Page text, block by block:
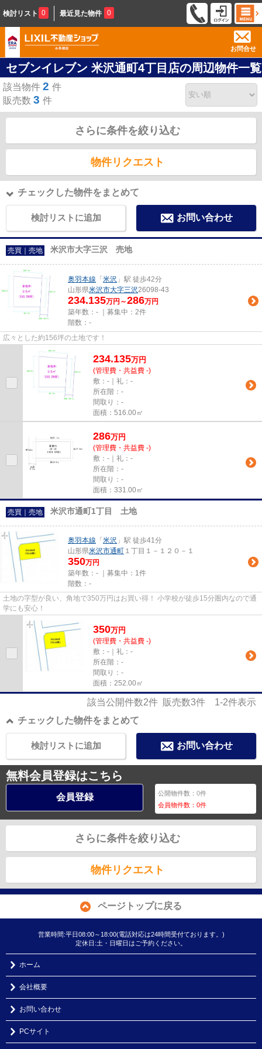
検討リスト 0 最近見た物件 0
お問合せ
セブンイレブン 米沢通町4丁目店の周辺物件一覧
該当物件 2 件
販売数 3 件
さらに条件を絞り込む
物件リクエスト
チェックした物件をまとめて
検討リストに追加 お問い合わせ
売買｜売地 米沢市大字三沢 売地
奥羽本線 「 米沢 」駅 徒歩42分
山形県米沢市大字三沢26098-43
234.135万円～286万円
築年数：- ｜募集中： 2件
階数：-
広々とした約156坪の土地です！
234.135万円
(管理費・共益費 -)
敷：-｜礼：-
所在階：-
間取り：-
面積：516.00㎡
286万円
(管理費・共益費 -)
敷：-｜礼：-
所在階：-
間取り：-
面積：331.00㎡
売買｜売地 米沢市通町1丁目 土地
奥羽本線 「 米沢 」駅 徒歩41分
山形県米沢市通町 １丁目１－１２０－１
350万円
築年数：- ｜募集中： 1件
階数：-
土地の字型が良い、角地で350万円はお買い得！ 小学校が徒歩15分圏内なので通
学にも安心！
350万円
(管理費・共益費 -)
敷：-｜礼：-
所在階：-
間取り：-
面積：252.00㎡
該当公開件数2件 販売数3件 1-2件表示
チェックした物件をまとめて
お問い合わせ
検討リストに追加
無料会員登録はこちら
会員登録 公開物件数：0件
会員物件数：0件
さらに条件を絞り込む
物件リクエスト
ページトップに戻る
営業時間:平日08:00～18:00(電話対応は24時間受付ております。)
定休日:土・日曜日はご予約ください。
ホーム
会社概要
お問い合わせ
PCサイト